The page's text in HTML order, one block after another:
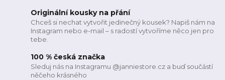
Originální kousky na přání
Chceš si nechat vytvořit jedinečný kousek? Napiš nám na
Instagram nebo e-mail – s radostí vytvoříme něco jen pro
tebe.
100 % česká značka
Sleduj nás na Instagramu @janniestore.cz a buď součástí
něčeho krásného